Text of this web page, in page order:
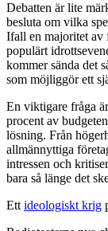
Debatten är lite
besluta om vilka
Ifall en majoritet av
populärt
kommer sända det
som möjliggör ett
En viktigare fråga
procent av
lösning. Från
allmännyttiga
intressen och
bara så länge det
Ett ideologiskt krig